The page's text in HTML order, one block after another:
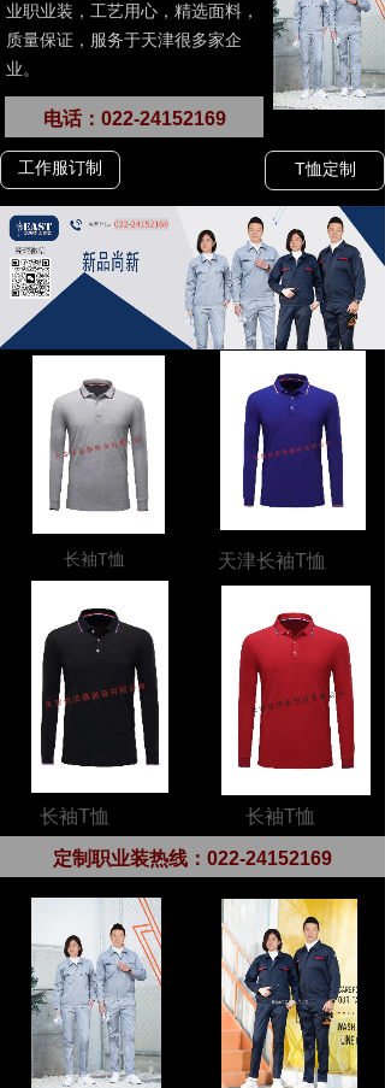
业职业装，工艺用心，精选面料，
质量保证，服务于天津很多家企
业。
电话：022-24152169
T恤定制
工作服订制
长袖T恤 天津长袖T恤
长袖T恤 长袖T恤
定制职业装热线： 022-24152169